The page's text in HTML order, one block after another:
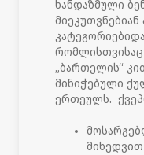
ხანდაზმული
რომლისთვისაც
„ბართელის“
მინიჭებული
ერთეულს.